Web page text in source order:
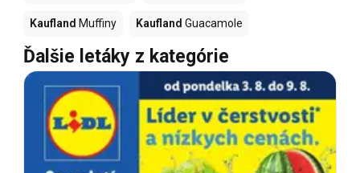
Kaufland Muffiny Kaufland Guacamole
Ďalšie letáky z kategórie